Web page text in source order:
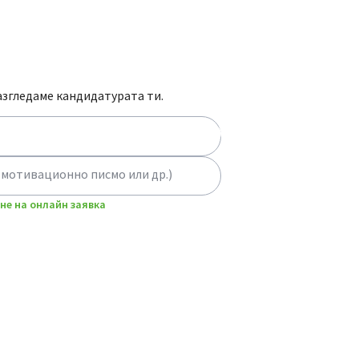
кандидатурата ти.
писмо или др.)
на онлайн заявка